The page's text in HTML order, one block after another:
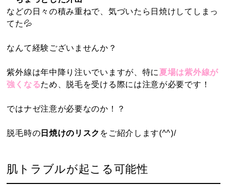
などの日々の積み重ねで、気づいたら日焼けしてしまっ
てた💦
なんて経験ございませんか？
紫外線は年中降り注いでいますが、特に 夏場は紫外線が
強くなるため、脱毛を受ける際には注意が必要です！
ではナゼ注意が必要なのか！？
脱毛時の 日焼けのリスク をご紹介します(^^)/
肌トラブルが起こる可能性